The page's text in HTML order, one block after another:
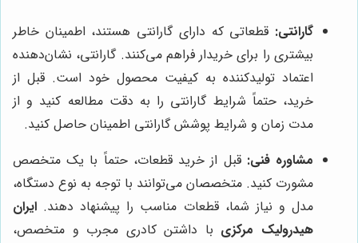
گارانتی: قطعاتی که دارای گارانتی هستند، اطمینان خاطر
بیشتری را برای خریدار فراهم می‌کنند. گارانتی، نشان‌دهنده
اعتماد تولیدکننده به کیفیت محصول خود است. قبل از
خرید، حتماً شرایط گارانتی را به دقت مطالعه کنید و از
مدت زمان و شرایط پوشش گارانتی اطمینان حاصل کنید.
مشاوره فنی: قبل از خرید قطعات، حتماً با یک متخصص
مشورت کنید. متخصصان می‌توانند با توجه به نوع دستگاه،
مدل و نیاز شما، قطعات مناسب را پیشنهاد دهند. ایران
هیدرولیک مرکزی با داشتن کادری مجرب و متخصص،